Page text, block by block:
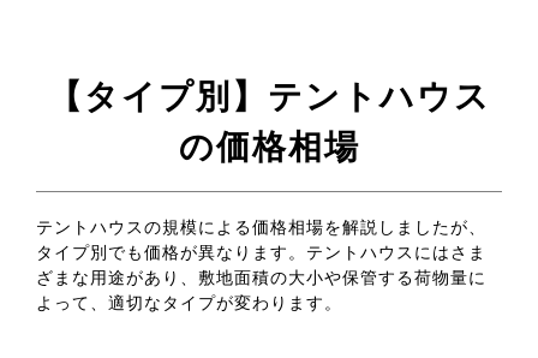
【タイプ別】テントハウス
の価格相場
テントハウスの規模による価格相場を解説しましたが、
タイプ別でも価格が異なります。テントハウスにはさま
ざまな用途があり、敷地面積の大小や保管する荷物量に
よって、適切なタイプが変わります。